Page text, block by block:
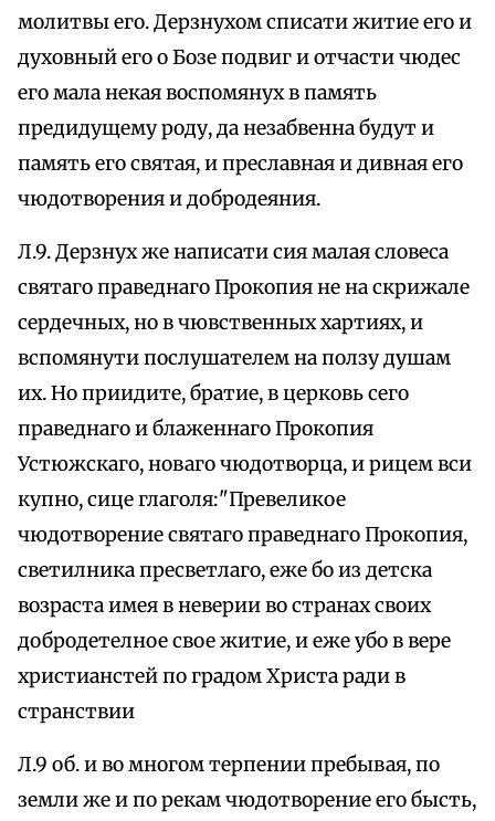
молитвы его. Дерзнухом списати житие его и
духовный его о Бозе подвиг и отчасти чюдес
его мала некая воспомянух в память
предидущему роду, да незабвенна будут и
память его святая, и преславная и дивная его
чюдотворения и добродеяния.
Л.9. Дерзнух же написати сия малая словеса
святаго праведнаго Прокопия не на скрижале
сердечных, но в чювственных хартиях, и
вспомянути послушателем на ползу душам
их. Но приидите, братие, в церковь сего
праведнаго и блаженнаго Прокопия
Устюжскаго, новаго чюдотворца, и рицем вси
купно, сице глаголя:"Превеликое
чюдотворение святаго праведнаго Прокопия,
светилника пресветлаго, еже бо из детска
возраста имея в неверии во странах своих
добродетелное свое житие, и еже убо в вере
христианстей по градом Христа ради в
странствии
Л.9 об. и во многом терпении пребывая, по
земли же и по рекам чюдотворение его бысть,